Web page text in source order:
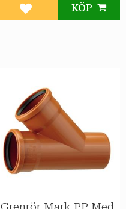
Lägg till i favoriter
KÖP
Grenrör Mark PP Med